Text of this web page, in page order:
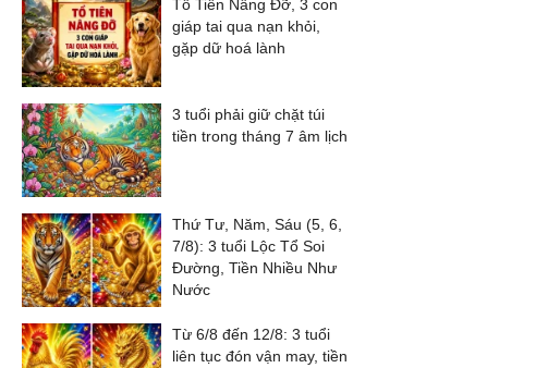
Tổ Tiên Nâng Đỡ, 3 con
giáp tai qua nạn khỏi,
gặp dữ hoá lành
3 tuổi phải giữ chặt túi
tiền trong tháng 7 âm lịch
Thứ Tư, Năm, Sáu (5, 6,
7/8): 3 tuổi Lộc Tổ Soi
Đường, Tiền Nhiều Như
Nước
Từ 6/8 đến 12/8: 3 tuổi
liên tục đón vận may, tiền